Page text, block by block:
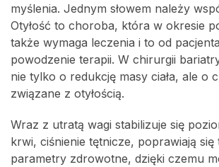
myślenia. Jednym słowem należy
Otyłość to choroba, która w okresie
także wymaga leczenia i to od
powodzenie terapii. W chirurgii
nie tylko o redukcję masy ciała, ale o
związane z otyłością.
Wraz z utratą wagi stabilizuje się
krwi, ciśnienie tętnicze, poprawiają się
parametry zdrowotne, dzięki czemu